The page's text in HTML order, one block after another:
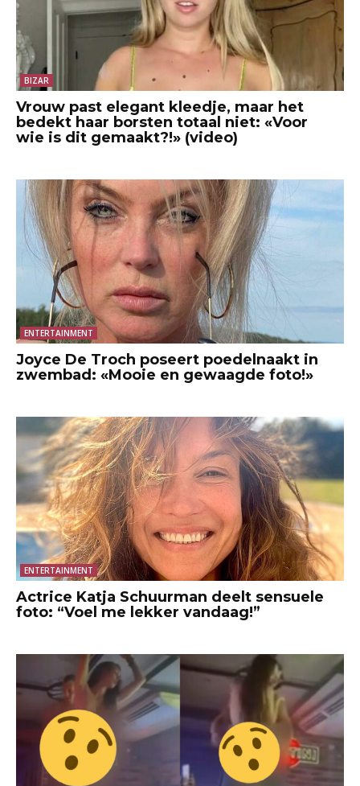
BIZAR
Vrouw past elegant kleedje, maar het
bedekt haar borsten totaal niet: «Voor
wie is dit gemaakt?!» (video)
ENTERTAINMENT
Joyce De Troch poseert poedelnaakt in
zwembad: «Mooie en gewaagde foto!»
ENTERTAINMENT
Actrice Katja Schuurman deelt sensuele
foto: “Voel me lekker vandaag!”